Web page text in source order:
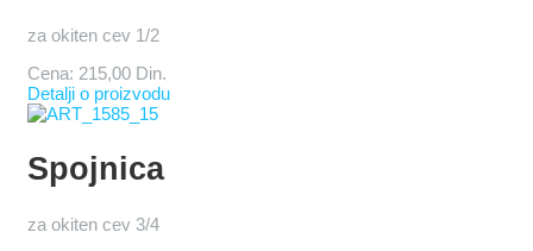
za okiten cev 1/2
Cena: 215,00 Din.
Detalji o proizvodu
Spojnica
za okiten cev 3/4